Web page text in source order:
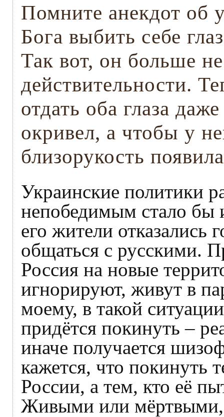
Помните анекдот об
Бога выбить себе
Так вот, он больше не
действительности.
отдать оба глаза
окривел, а чтобы у
близорукость
Украинские политики
непобедимым стало бы
его жители отказались
общаться с русскими.
Россия на новые
игнорируют, живут в
моему, в такой
придётся покинуть –
иначе получается
кажется, что покинуть
России, а тем, кто её
Живыми или